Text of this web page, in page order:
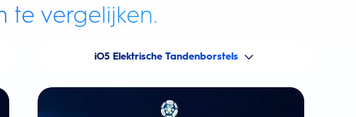
te vergelijken.
iO5 Elektrische Tandenborstels